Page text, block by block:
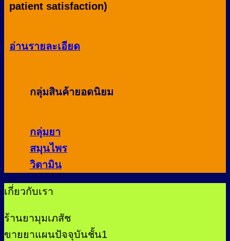
patient satisfaction)
อ่านรายละเอียด
กลุ่มสินค้ายอดนิยม
กลุ่มยา
สมุนไพร
วิตามิน
เกี่ยวกับเรา
ร้านยามุมเภสัช
ขายยาแผนปัจจุบันชั้น1